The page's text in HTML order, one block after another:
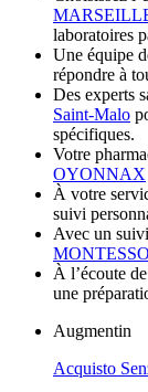
laboratoires
Une équipe
répondre à
Des experts
Saint-Malo
spécifiques.
Votre
OYONNAX
À votre
suivi
Avec un
À l’écoute
une
Augmentin
Acquisto